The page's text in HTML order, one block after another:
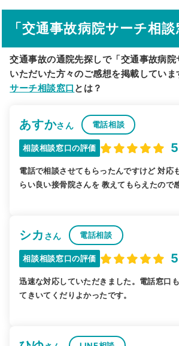
駅から探す 院
「交通事故病院サーチ相
交通事故の通院先探しで「交通事故病
いただいた方々のご感想を掲載していま
サーチ相談窓口 とは？
あすかさん 電話相談
相談相談窓口の評価
電話で相談させてもらったんですけど 対応
らい良い接骨院さんを 教えてもらえたので
シカ さん 電話相談
相談相談窓口の評価
迅速な対応していただきました。電話窓口
てきいてくだりよかったです。